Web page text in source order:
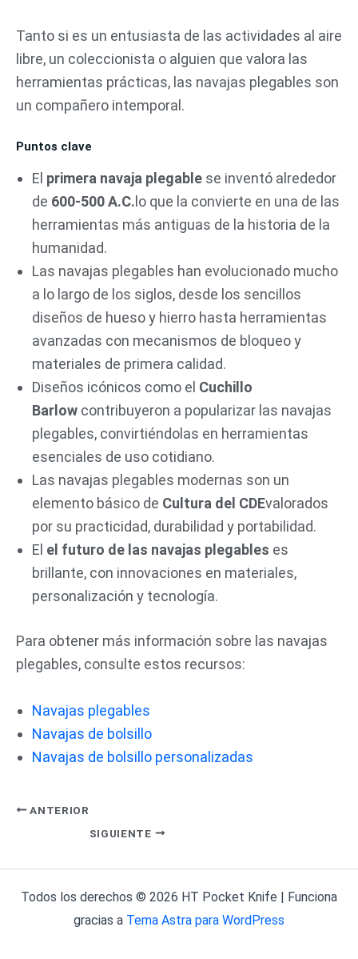
Tanto si es un entusiasta de las actividades al aire
libre, un coleccionista o alguien que valora las
herramientas prácticas, las navajas plegables son
un compañero intemporal.
Puntos clave
El primera navaja plegable se inventó alrededor
de 600-500 A.C.lo que la convierte en una de las
herramientas más antiguas de la historia de la
humanidad.
Las navajas plegables han evolucionado mucho
a lo largo de los siglos, desde los sencillos
diseños de hueso y hierro hasta herramientas
avanzadas con mecanismos de bloqueo y
materiales de primera calidad.
Diseños icónicos como el Cuchillo
Barlow contribuyeron a popularizar las navajas
plegables, convirtiéndolas en herramientas
esenciales de uso cotidiano.
Las navajas plegables modernas son un
elemento básico de Cultura del CDEvalorados
por su practicidad, durabilidad y portabilidad.
El el futuro de las navajas plegables es
brillante, con innovaciones en materiales,
personalización y tecnología.
Para obtener más información sobre las navajas
plegables, consulte estos recursos:
Navajas plegables
Navajas de bolsillo
Navajas de bolsillo personalizadas
ANTERIOR
SIGUIENTE
Todos los derechos © 2026 HT Pocket Knife | Funciona
gracias a Tema Astra para WordPress